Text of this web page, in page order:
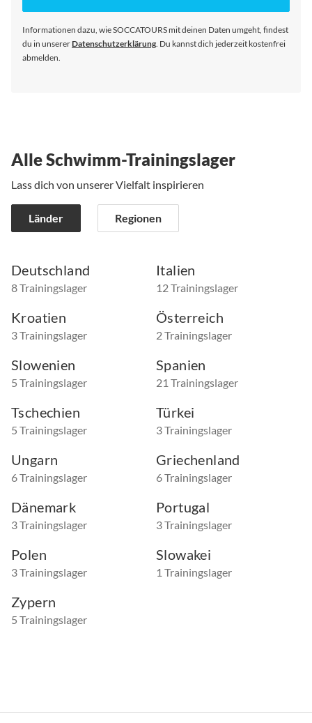
Informationen dazu, wie SOCCATOURS mit deinen Daten umgeht, findest
du in unsererDatenschutzerklärung. Du kannst dich jederzeit kostenfrei
abmelden.
Alle Schwimm-Trainingslager
Lass dich von unserer Vielfalt inspirieren
Länder Regionen
Deutschland
8 Trainingslager
Italien
12 Trainingslager
Kroatien
3 Trainingslager
Österreich
2 Trainingslager
Slowenien
5 Trainingslager
Spanien
21 Trainingslager
Tschechien
5 Trainingslager
Türkei
3 Trainingslager
Ungarn
6 Trainingslager
Griechenland
6 Trainingslager
Dänemark
3 Trainingslager
Portugal
3 Trainingslager
Polen
3 Trainingslager
Slowakei
1 Trainingslager
Zypern
5 Trainingslager